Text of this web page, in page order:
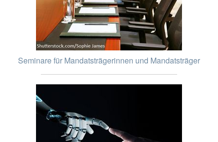
Seminare für Mandatsträgerinnen und Mandatsträger